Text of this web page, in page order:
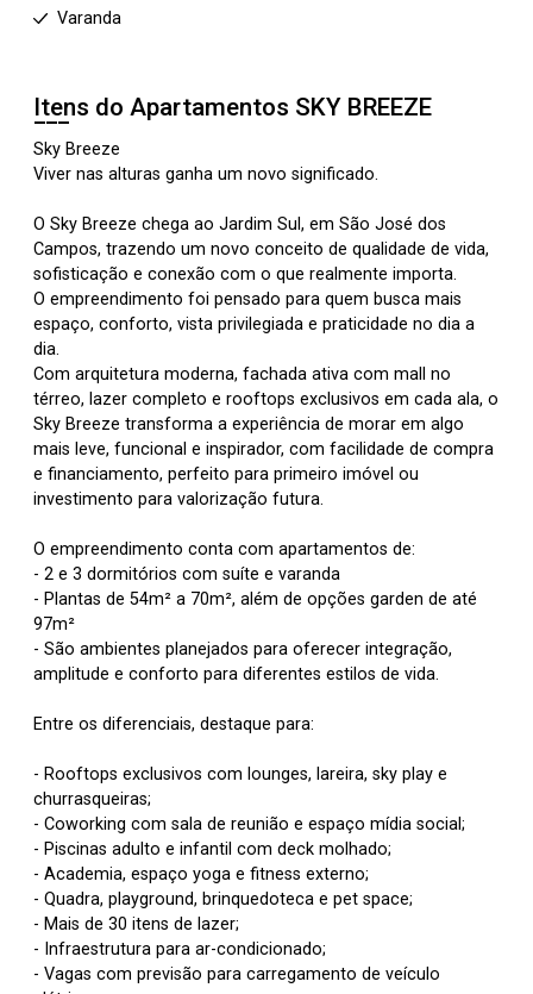
Varanda
Itens do Apartamentos SKY BREEZE
Sky Breeze
Viver nas alturas ganha um novo significado.
O Sky Breeze chega ao Jardim Sul, em São José dos
Campos, trazendo um novo conceito de qualidade de vida,
sofisticação e conexão com o que realmente importa.
O empreendimento foi pensado para quem busca mais
espaço, conforto, vista privilegiada e praticidade no dia a
dia.
Com arquitetura moderna, fachada ativa com mall no
térreo, lazer completo e rooftops exclusivos em cada ala, o
Sky Breeze transforma a experiência de morar em algo
mais leve, funcional e inspirador, com facilidade de compra
e financiamento, perfeito para primeiro imóvel ou
investimento para valorização futura.
O empreendimento conta com apartamentos de:
- 2 e 3 dormitórios com suíte e varanda
- Plantas de 54m² a 70m², além de opções garden de até
97m²
- São ambientes planejados para oferecer integração,
amplitude e conforto para diferentes estilos de vida.
Entre os diferenciais, destaque para:
- Rooftops exclusivos com lounges, lareira, sky play e
churrasqueiras;
- Coworking com sala de reunião e espaço mídia social;
- Piscinas adulto e infantil com deck molhado;
- Academia, espaço yoga e fitness externo;
- Quadra, playground, brinquedoteca e pet space;
- Mais de 30 itens de lazer;
- Infraestrutura para ar-condicionado;
- Vagas com previsão para carregamento de veículo